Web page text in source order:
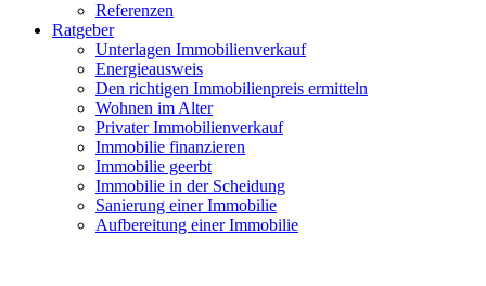
Referenzen
Ratgeber
Unterlagen Immobilienverkauf
Energieausweis
Den richtigen Immobilienpreis ermitteln
Wohnen im Alter
Privater Immobilienverkauf
Immobilie finanzieren
Immobilie geerbt
Immobilie in der Scheidung
Sanierung einer Immobilie
Aufbereitung einer Immobilie